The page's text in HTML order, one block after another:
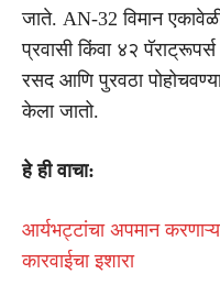
जाते. AN-32 विमान
प्रवासी किंवा ४२
रसद आणि पुरवठा
केला जातो.
हे ही वाचा:
आर्यभट्टांचा अपमान
कारवाईचा इशारा